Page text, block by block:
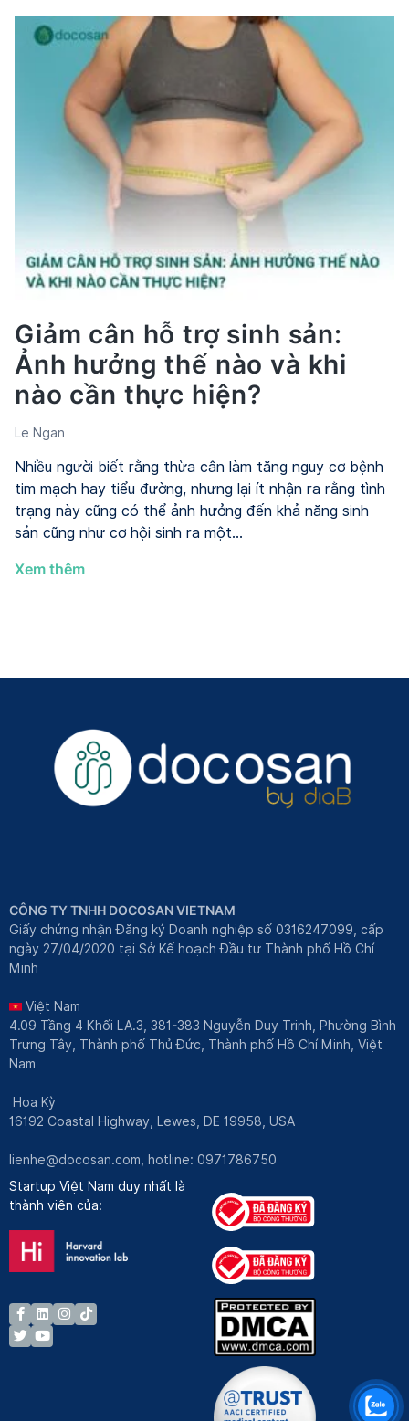
phụ
nữ
hiếm
muộn:
Hiểu
đúng
để
tránh
sai
Giảm cân hỗ trợ sinh sản:
Ảnh hưởng thế nào và khi
nào cần thực hiện?
Le Ngan
Nhiều người biết rằng thừa cân làm tăng nguy cơ bệnh
tim mạch hay tiểu đường, nhưng lại ít nhận ra rằng tình
trạng này cũng có thể ảnh hưởng đến khả năng sinh
sản cũng như cơ hội sinh ra một…
Xem thêmGiảm
sản:
thế
nào
và
khi
CÔNG TY TNHH DOCOSAN VIETNAM
Giấy chứng nhận Đăng ký Doanh nghiệp số 0316247099, cấp
ngày 27/04/2020 tại Sở Kế hoạch Đầu tư Thành phố Hồ Chí
Minh
Việt Nam
4.09 Tầng 4 Khối LA.3, 381-383 Nguyễn Duy Trinh, Phường Bình
Trưng Tây, Thành phố Thủ Đức, Thành phố Hồ Chí Minh, Việt
Nam
Hoa Kỳ
16192 Coastal Highway, Lewes, DE 19958, USA
lienhe@docosan.com, hotline: 0971786750
Startup Việt Nam duy nhất là
thành viên của: